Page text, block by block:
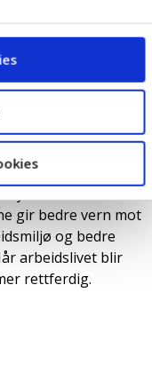
LO.
i lavtlønte og
jobb. I 2025
tariffavtaler
gir bedre vern mot
og bedre
arbeidslivet blir
rettferdig.